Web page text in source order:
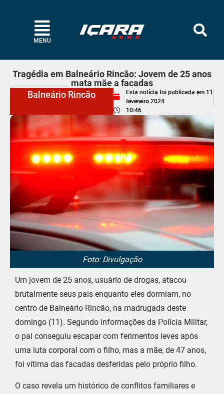
MENU
Tragédia em Balneário Rincão: Jovem de 25 anos
mata mãe a facadas
Balneário Rincão
Esta notícia foi publicada em 11
fevereiro 2024
10:46
Foto: Divulgação
Um jovem de 25 anos, usuário de drogas, atacou
brutalmente seus pais enquanto eles dormiam, no
centro de Balneário Rincão, na madrugada deste
domingo (11). Segundo informações da Polícia Militar,
o pai conseguiu escapar com ferimentos leves após
uma luta corporal com o filho, mas a mãe, de 47 anos,
foi vítima das facadas desferidas pelo próprio filho.
O caso revela um histórico de conflitos familiares e